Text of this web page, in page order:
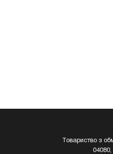
Товариство з
04080,